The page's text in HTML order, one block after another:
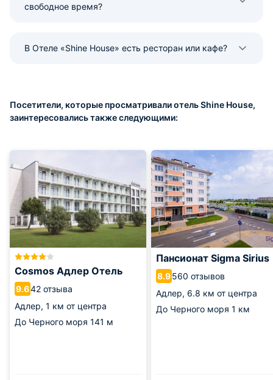
свободное время?
В Отеле «Shine House» есть ресторан или кафе?
Посетители, которые просматривали отель Shine House,
заинтересовались также следующими:
Cosmos Адлер Отель
9.642 отзыва
Адлер, 1 км от центра
До Черного моря 141 м
Пансионат Sigma Sirius
8.9560 отзывов
Адлер, 6.8 км от центра
До Черного моря 1 км